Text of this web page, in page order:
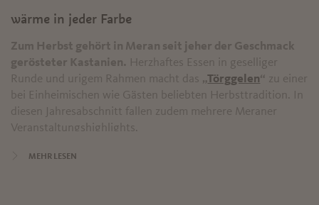
wärme in jeder Farbe
Zum Herbst gehört in Meran seit jeher der Geschmack
gerösteter Kastanien. Herzhaftes Essen in geselliger
Runde und urigem Rahmen macht das „Törggelen“ zu einer
bei Einheimischen wie Gästen beliebten Herbsttradition. In
diesen Jahresabschnitt fallen zudem mehrere Meraner
Veranstaltungshighlights.
Ein Ereignis ist das alljährlich am dritten
MEHR LESEN